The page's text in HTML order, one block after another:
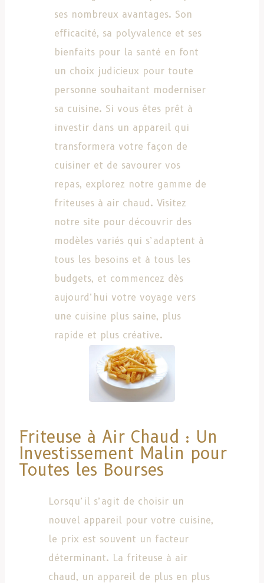
ses nombreux avantages. Son
efficacité, sa polyvalence et ses
bienfaits pour la santé en font
un choix judicieux pour toute
personne souhaitant moderniser
sa cuisine. Si vous êtes prêt à
investir dans un appareil qui
transformera votre façon de
cuisiner et de savourer vos
repas, explorez notre gamme de
friteuses à air chaud. Visitez
notre site pour découvrir des
modèles variés qui s’adaptent à
tous les besoins et à tous les
budgets, et commencez dès
aujourd’hui votre voyage vers
une cuisine plus saine, plus
rapide et plus créative.
Friteuse à Air Chaud : Un
Investissement Malin pour
Toutes les Bourses
Lorsqu’il s’agit de choisir un
nouvel appareil pour votre cuisine,
le prix est souvent un facteur
déterminant. La friteuse à air
chaud, un appareil de plus en plus